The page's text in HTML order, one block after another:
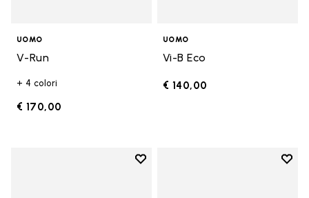
UOMO
V-Run
+ 4 colori
€ 170,00
UOMO
Vi-B Eco
€ 140,00
Add to wishlist
Add